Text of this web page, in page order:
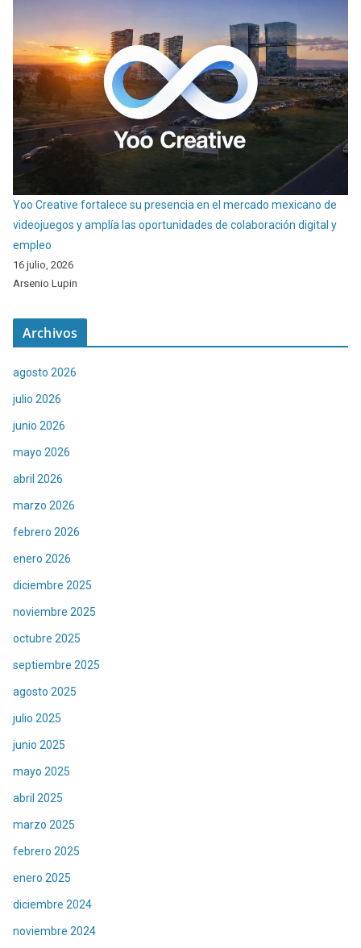
Yoo Creative fortalece su presencia en el mercado mexicano de
videojuegos y amplía las oportunidades de colaboración digital y
empleo
16 julio, 2026
Arsenio Lupin
Archivos
agosto 2026
julio 2026
junio 2026
mayo 2026
abril 2026
marzo 2026
febrero 2026
enero 2026
diciembre 2025
noviembre 2025
octubre 2025
septiembre 2025
agosto 2025
julio 2025
junio 2025
mayo 2025
abril 2025
marzo 2025
febrero 2025
enero 2025
diciembre 2024
noviembre 2024